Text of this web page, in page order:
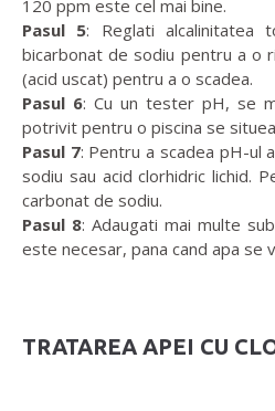
120 ppm este cel mai bine.
Pasul 5: Reglati alcalinitatea
bicarbonat de sodiu pentru a o
(acid uscat) pentru a o scadea.
Pasul 6: Cu un tester pH, se
potrivit pentru o piscina se
Pasul 7: Pentru a scadea pH-ul
sodiu sau acid clorhidric lichid.
carbonat de sodiu.
Pasul 8: Adaugati mai multe
este necesar, pana cand apa se
TRATAREA APEI CU